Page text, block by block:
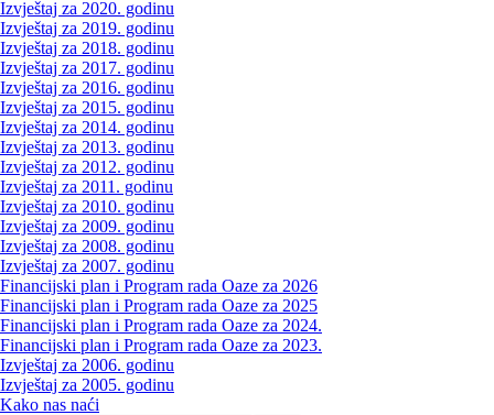
Izvještaj za 2020. godinu
Izvještaj za 2019. godinu
Izvještaj za 2018. godinu
Izvještaj za 2017. godinu
Izvještaj za 2016. godinu
Izvještaj za 2015. godinu
Izvještaj za 2014. godinu
Izvještaj za 2013. godinu
Izvještaj za 2012. godinu
Izvještaj za 2011. godinu
Izvještaj za 2010. godinu
Izvještaj za 2009. godinu
Izvještaj za 2008. godinu
Izvještaj za 2007. godinu
Financijski plan i Program rada Oaze za 2026
Financijski plan i Program rada Oaze za 2025
Financijski plan i Program rada Oaze za 2024.
Financijski plan i Program rada Oaze za 2023.
Izvještaj za 2006. godinu
Izvještaj za 2005. godinu
Kako nas naći